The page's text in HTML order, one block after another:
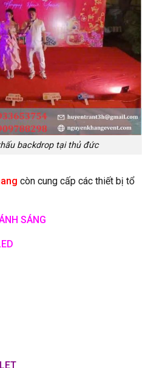
backdrop tại thủ đức
còn cung cấp các thiết bị tổ
SÁNG